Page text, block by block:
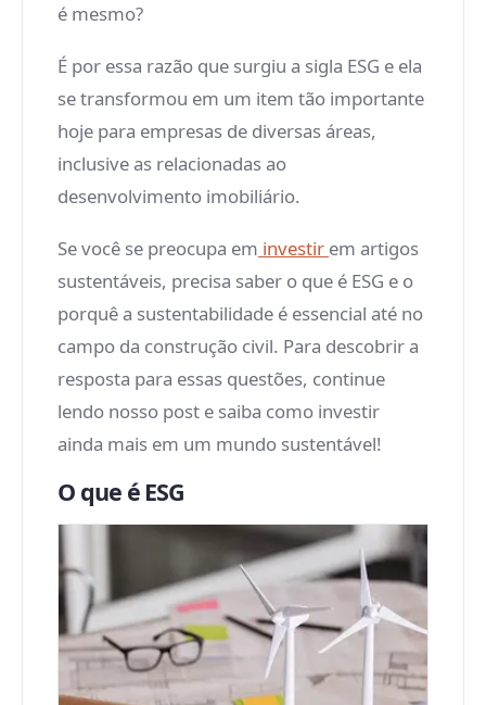
é mesmo?
É por essa razão que surgiu a sigla ESG e ela
se transformou em um item tão importante
hoje para empresas de diversas áreas,
inclusive as relacionadas ao
desenvolvimento imobiliário.
Se você se preocupa em investir em artigos
sustentáveis, precisa saber o que é ESG e o
porquê a sustentabilidade é essencial até no
campo da construção civil. Para descobrir a
resposta para essas questões, continue
lendo nosso post e saiba como investir
ainda mais em um mundo sustentável!
O que é ESG